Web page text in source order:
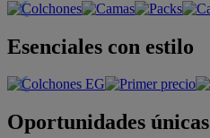
Esenciales con estilo
Oportunidades únicas